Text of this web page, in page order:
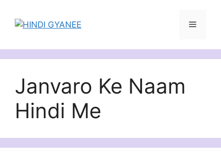
content
Menu
Janvaro Ke Naam
Hindi Me